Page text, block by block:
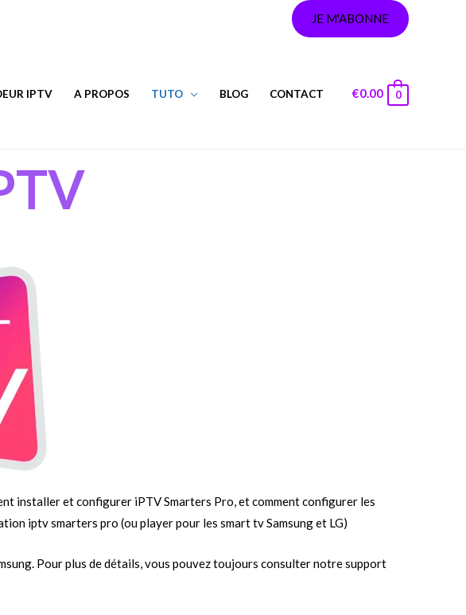
JE M'ABONNE
IPTV A PROPOS TUTO BLOG CONTACT €0.00 0
installer et configurer iPTV Smarters Pro, et comment configurer les
iptv smarters pro (ou player pour les smart tv Samsung et LG)
Pour plus de détails, vous pouvez toujours consulter notre support